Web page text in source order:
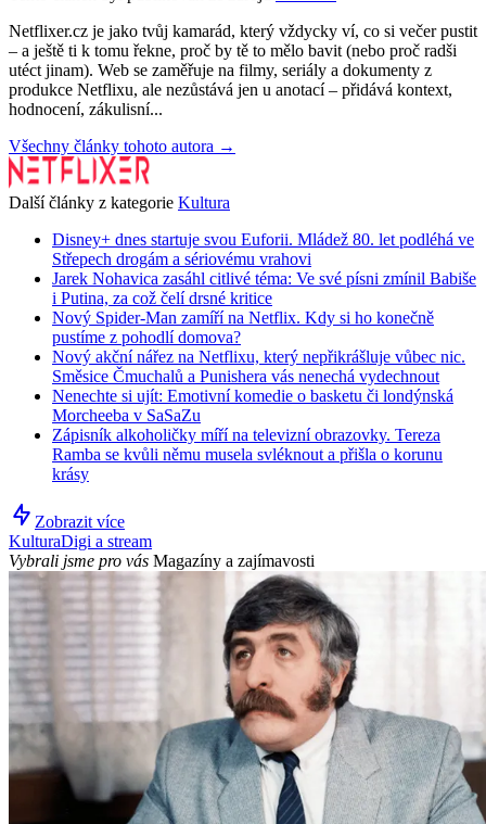
Netflixer.cz je jako tvůj kamarád, který vždycky ví, co si večer pustit
– a ještě ti k tomu řekne, proč by tě to mělo bavit (nebo proč radši
utéct jinam). Web se zaměřuje na filmy, seriály a dokumenty z
produkce Netflixu, ale nezůstává jen u anotací – přidává kontext,
hodnocení, zákulisní...
Všechny články tohoto autora →
Další články z kategorie Kultura
Disney+ dnes startuje svou Euforii. Mládež 80. let podléhá ve
Střepech drogám a sériovému vrahovi
Jarek Nohavica zasáhl citlivé téma: Ve své písni zmínil Babiše
i Putina, za což čelí drsné kritice
Nový Spider-Man zamíří na Netflix. Kdy si ho konečně
pustíme z pohodlí domova?
Nový akční nářez na Netflixu, který nepřikrášluje vůbec nic.
Směsice Čmuchalů a Punishera vás nenechá vydechnout
Nenechte si ujít: Emotivní komedie o basketu či londýnská
Morcheeba v SaSaZu
Zápisník alkoholičky míří na televizní obrazovky. Tereza
Ramba se kvůli němu musela svléknout a přišla o korunu
krásy
Zobrazit více
KulturaDigi a stream
Vybrali jsme pro vás Magazíny a zajímavosti